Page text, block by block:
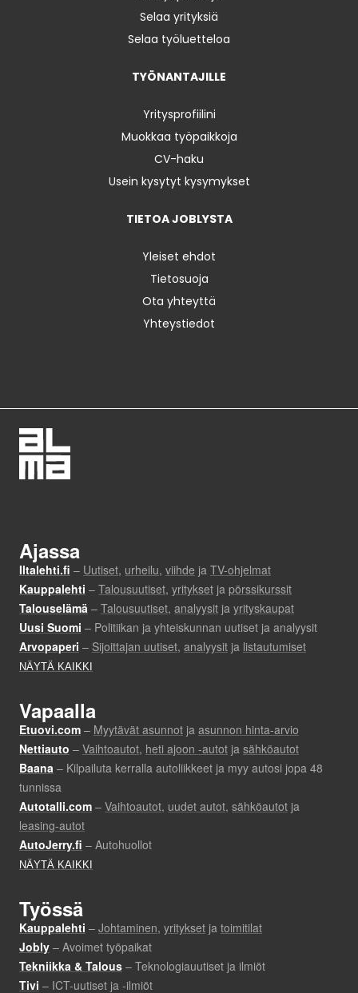
Selaa yrityksiä
Selaa työluetteloa
TYÖNANTAJILLE
Yritysprofiilini
Muokkaa työpaikkoja
CV-haku
Usein kysytyt kysymykset
TIETOA JOBLYSTA
Yleiset ehdot
Tietosuoja
Ota yhteyttä
Yhteystiedot